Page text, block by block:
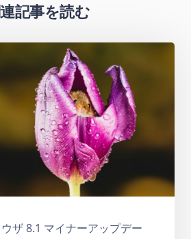
記事を読む
ザ 8.1 マイナーアップデー